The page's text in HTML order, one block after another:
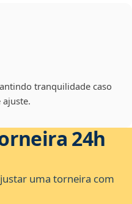
tranquilidade caso
24h
uma torneira com